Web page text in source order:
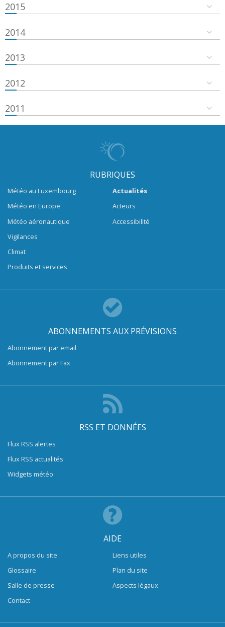
2015
2014
2013
2012
2011
RUBRIQUES
Météo au Luxembourg
Météo en Europe
Météo aéronautique
Vigilances
Climat
Produits et services
Actualités
Acteurs
Accessibilité
ABONNEMENTS AUX PRÉVISIONS
Abonnement par email
Abonnement par Fax
RSS ET DONNÉES
Flux RSS alertes
Flux RSS actualités
Widgets météo
AIDE
A propos du site
Glossaire
Salle de presse
Contact
Liens utiles
Plan du site
Aspects légaux